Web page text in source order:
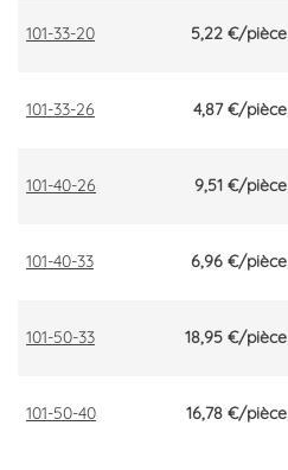
101-33-20 5,22 €/pièce
101-33-26 4,87 €/pièce
101-40-26 9,51 €/pièce
101-40-33 6,96 €/pièce
101-50-33 18,95 €/pièce
101-50-40 16,78 €/pièce